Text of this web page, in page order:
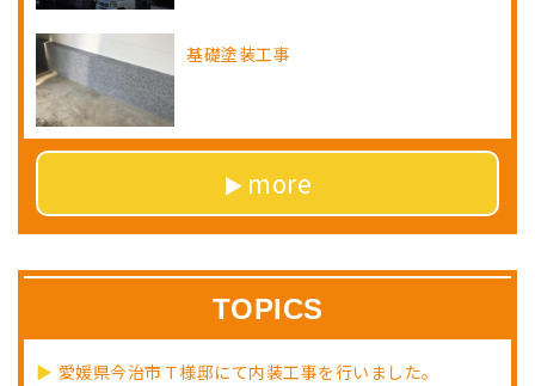
基礎塗装工事
more
TOPICS
愛媛県今治市Ｔ様邸にて内装工事を行いました。